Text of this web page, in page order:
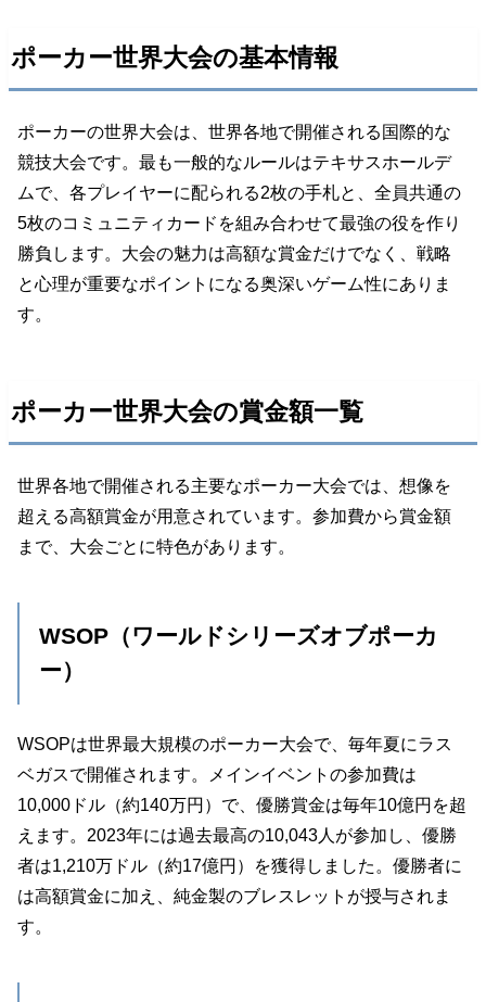
ポーカー世界大会の基本情報
ポーカーの世界大会は、世界各地で開催される国際的な
競技大会です。最も一般的なルールはテキサスホールデ
ムで、各プレイヤーに配られる2枚の手札と、全員共通の
5枚のコミュニティカードを組み合わせて最強の役を作り
勝負します。大会の魅力は高額な賞金だけでなく、戦略
と心理が重要なポイントになる奥深いゲーム性にありま
す。
ポーカー世界大会の賞金額一覧
世界各地で開催される主要なポーカー大会では、想像を
超える高額賞金が用意されています。参加費から賞金額
まで、大会ごとに特色があります。
WSOP（ワールドシリーズオブポーカ
ー）
WSOPは世界最大規模のポーカー大会で、毎年夏にラス
ベガスで開催されます。メインイベントの参加費は
10,000ドル（約140万円）で、優勝賞金は毎年10億円を超
えます。2023年には過去最高の10,043人が参加し、優勝
者は1,210万ドル（約17億円）を獲得しました。優勝者に
は高額賞金に加え、純金製のブレスレットが授与されま
す。